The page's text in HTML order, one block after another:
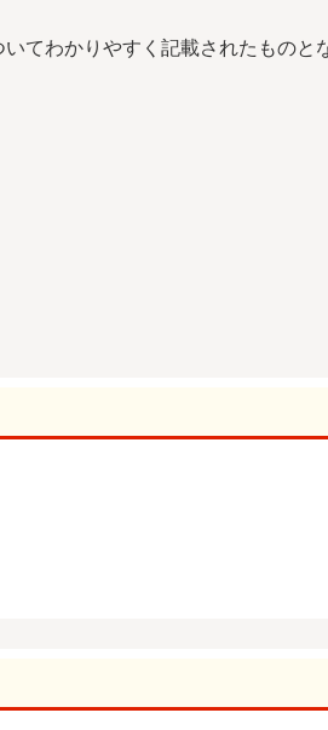
てわかりやすく記載されたものと